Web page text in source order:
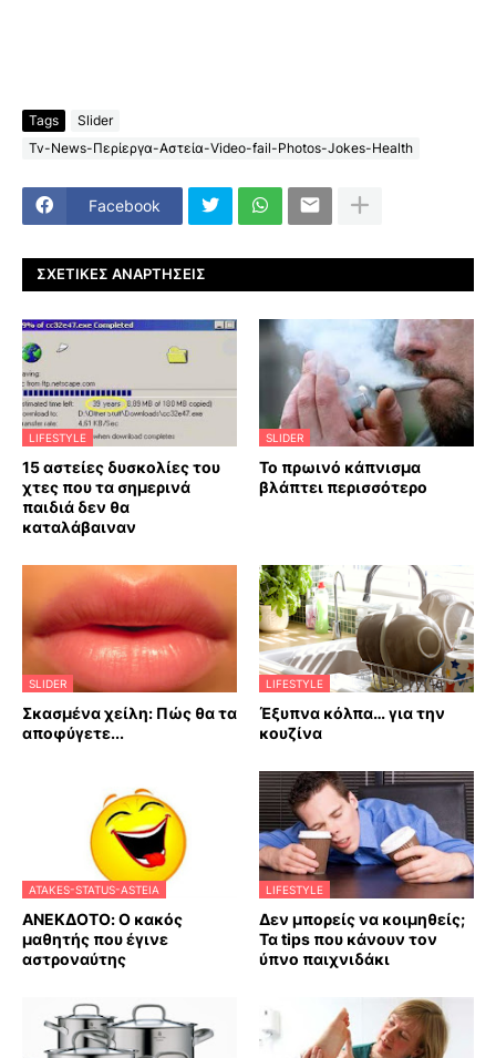
Tags
Slider
Tv-News-Περίεργα-Αστεία-Video-fail-Photos-Jokes-Health
Facebook
ΣΧΕΤΙΚΈΣ ΑΝΑΡΤΉΣΕΙΣ
LIFESTYLE
15 αστείες δυσκολίες του
χτες που τα σημερινά
παιδιά δεν θα
καταλάβαιναν
SLIDER
Το πρωινό κάπνισμα
βλάπτει περισσότερο
SLIDER
Σκασμένα χείλη: Πώς θα τα
αποφύγετε...
LIFESTYLE
Έξυπνα κόλπα… για την
κουζίνα
ATAKES-STATUS-ASTEIA
ΑΝΕΚΔΟΤΟ: Ο κακός
μαθητής που έγινε
αστροναύτης
LIFESTYLE
Δεν μπορείς να κοιμηθείς;
Τα tips που κάνουν τον
ύπνο παιχνιδάκι